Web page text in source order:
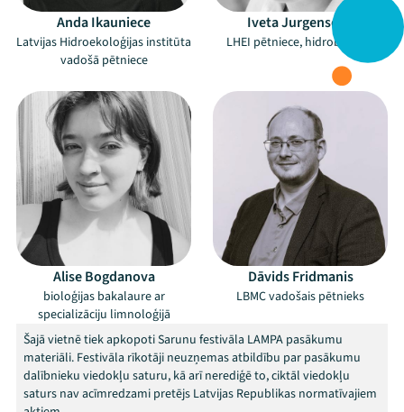
Anda Ikauniece
Latvijas Hidroekoloģijas institūta
vadošā pētniece
Iveta Jurgensone
LHEI pētniece, hidrobioloģe
Alise Bogdanova
bioloģijas bakalaure ar
specializāciju limnoloģijā
Dāvids Fridmanis
LBMC vadošais pētnieks
Šajā vietnē tiek apkopoti Sarunu festivāla LAMPA pasākumu
materiāli. Festivāla rīkotāji neuzņemas atbildību par pasākumu
dalībnieku viedokļu saturu, kā arī nerediģē to, ciktāl viedokļu
saturs nav acīmredzami pretējs Latvijas Republikas normatīvajiem